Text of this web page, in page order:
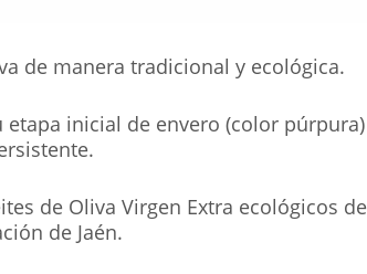
de manera tradicional y ecológica.
inicial de envero (color
de Oliva Virgen Extra ecológicos
de Jaén.